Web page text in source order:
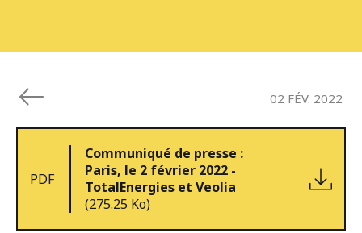
02 FÉV. 2022
PDF
Communiqué de presse :
Paris, le 2 février 2022 -
TotalEnergies et Veolia
(275.25 Ko)